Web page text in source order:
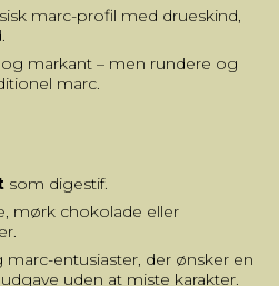
marc-profil med drueskind,
markant – men rundere og
marc.
som digestif.
mørk chokolade eller
entusiaster, der ønsker en
uden at miste karakter.